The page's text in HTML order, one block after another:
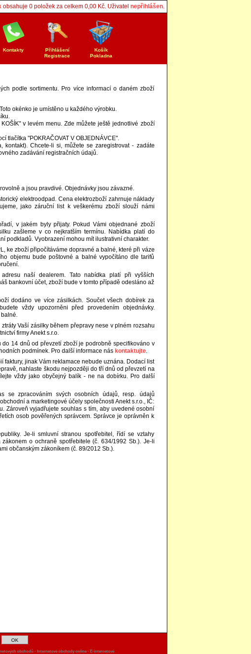
obsahuje 0položek za celkem 0,00Kč. Uživatel nepřihlášen.
Košík
Pokladna
Přihlášení
Registrace
Kontakty
podle sortimentu. Pro více informací o daném zboží
okénko je umístěno u každého výrobku.
v levém menu. Zde můžete ještě jednotlivé zboží
tlačítka "POKRAČOVAT V OBJEDNÁVCE".
kontakt). Chcete-li si, můžete se zaregistrovat - zadáte
zadávání registračních údajů.
a jsou pravdivé. Objednávky jsou závazné.
elektroodpad. Cena elektrozboží zahrnuje náklady
jako záruční list k veškerému zboží slouží námi
v jakém byly přijaty. Pokud Vámi objednané zboží
zašleme v co nejkratším termínu. Nabídka platí do
podkladů. Vyobrazení mohou mít ilustrativní charakter.
ke zboží připočítáváme dopravné a balné, které při váze
objemu bude poštovné a balné vypočítáno dle tarifů
naší dealerem. Tato nabídka platí při vyšších
bankovní účet, zboží bude v tomto případě odesláno až
dodáno ve více zásilkách. Součet všech dobírek za
vždy upozorněni před provedením objednávky.
Vaší zásilky během přepravy nese v plném rozsahu
firmy Anekt s.r.o.
14 dnů od převzetí zboží je podrobně specifikováno v
podmínek. Pro další informace nás kontaktujte.
faktury, jinak Vám reklamace nebude uznána. Dodací list
nahlaste škodu nejpozději do tří dnů od převzetí na
vždy jako obyčejný balík - ne na dobírku. Pro další
se zpracováním svých osobních údajů, resp. údajů
a marketingové účely společnosti Anekt s.r.o., IČ:
Zároveň vyjadřujete souhlas s tím, aby uvedené osobní
osob pověřených správcem. Správce je oprávněn k
Je-li smluvní stranou spotřebitel, řídí se vztahy
o ochraně spotřebitele (č. 634/1992 Sb.). Je-li
občanským zákoníkem (č. 89/2012 Sb.).
obchodů- Internetové obchody online- E-internetové